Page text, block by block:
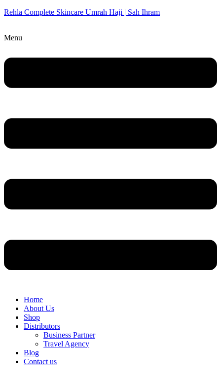
Rehla Complete Skincare Umrah Haji | Sah Ihram
Menu
Home
About Us
Shop
Distributors
Business Partner
Travel Agency
Blog
Contact us